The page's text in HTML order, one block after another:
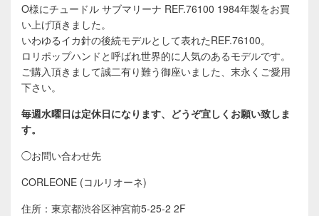
O様にチュードル サブマリーナ REF.76100 1984年製をお買
い上げ頂きました。
いわゆるイカ針の後続モデルとして表れたREF.76100。
ロリポップハンドと呼ばれ世界的に人気のあるモデルです。
ご購入頂きまして誠二有り難う御座いました、末永くご愛用
下さい。
毎週水曜日は定休日になります、どうぞ宜しくお願い致しま
す。
◯お問い合わせ先
CORLEONE (コルリオーネ)
住所：東京都渋谷区神宮前5-25-2 2F